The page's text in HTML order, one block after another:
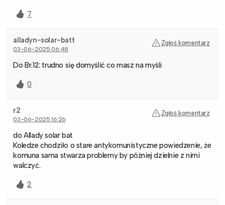
7
alladyn-solar-batt
03-06-2025 06:48
Zgłoś komentarz
Do Br.12: trudno się domyślić co masz na myśli
0
r2
03-06-2025 16:26
Zgłoś komentarz
do Allady solar bat
Koledze chodziło o stare antykomunistyczne powiedzenie, że
komuna sama stwarza problemy by później dzielnie z nimi
walczyć.
2